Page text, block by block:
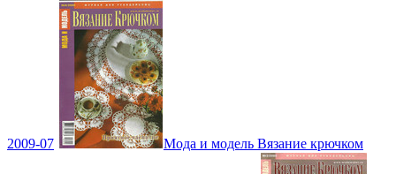
2009-07 Мода и модель Вязание крючком